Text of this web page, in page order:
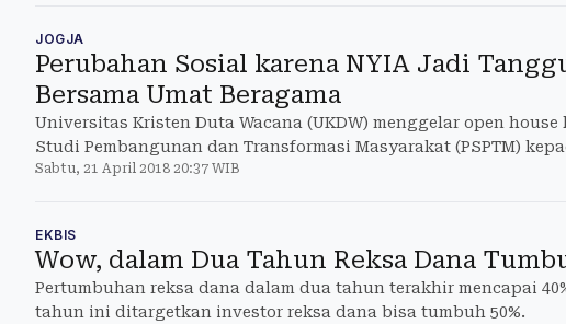
JOGJA
Perubahan Sosial karena NYIA Jadi
Bersama Umat Beragama
Universitas Kristen Duta Wacana (UKDW) menggelar open house
Studi Pembangunan dan Transformasi Masyarakat (PSPTM)
academica di lingkungan UKDW, Rabu (18/4/2018). Open house
Sabtu, 21 April 2018 20:37 WIB
EKBIS
Wow, dalam Dua Tahun Reksa Dana
Pertumbuhan reksa dana dalam dua tahun terakhir mencapai
tahun ini ditargetkan investor reksa dana bisa tumbuh 50%.